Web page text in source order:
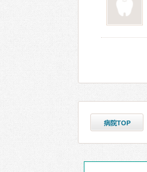
病院TOP